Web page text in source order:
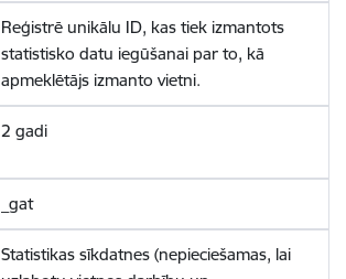
Reģistrē unikālu ID, kas tiek izmantots
statistisko datu iegūšanai par to, kā
apmeklētājs izmanto vietni.
2 gadi
_gat
Statistikas sīkdatnes (nepieciešamas, lai